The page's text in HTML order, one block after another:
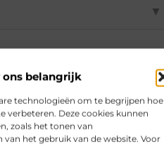
ons belangrijk
technologieën om te begrijpen hoe
verbeteren. Deze cookies kunnen
zoals het tonen van
het gebruik van de website. Voor
▼